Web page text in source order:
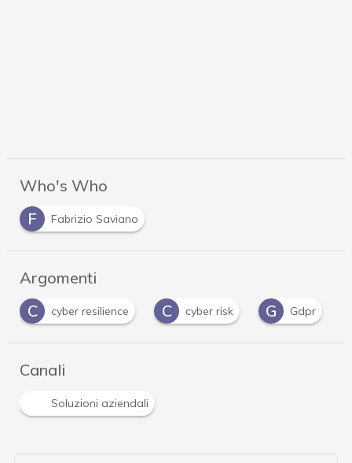
Who's Who
F
Fabrizio Saviano
Argomenti
C
cyber resilience C cyber risk G Gdpr
Canali
Soluzioni aziendali